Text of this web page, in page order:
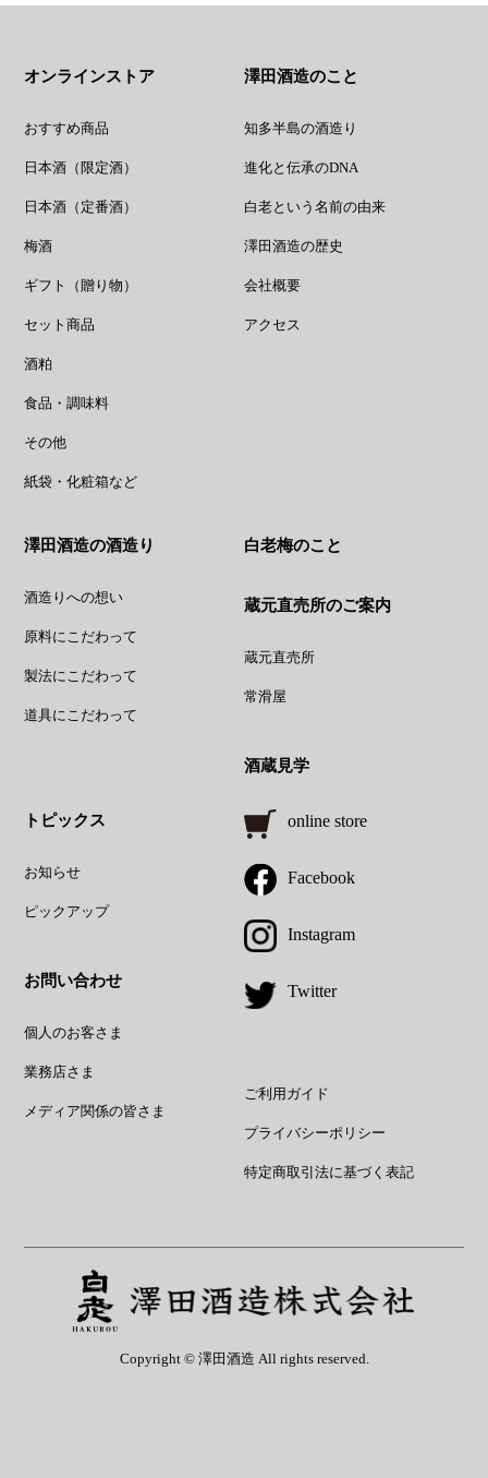
オンラインストア
おすすめ商品
日本酒（限定酒）
日本酒（定番酒）
梅酒
ギフト（贈り物）
セット商品
酒粕
食品・調味料
その他
紙袋・化粧箱など
澤田酒造のこと
知多半島の酒造り
進化と伝承のDNA
白老という名前の由来
澤田酒造の歴史
会社概要
アクセス
澤田酒造の酒造り
酒造りへの想い
原料にこだわって
製法にこだわって
道具にこだわって
白老梅のこと
蔵元直売所のご案内
蔵元直売所
常滑屋
酒蔵見学
トピックス
お知らせ
ピックアップ
お問い合わせ
個人のお客さま
業務店さま
メディア関係の皆さま
online store
Facebook
Instagram
Twitter
ご利用ガイド
プライバシーポリシー
特定商取引法に基づく表記
Copyright © 澤田酒造 All rights reserved.